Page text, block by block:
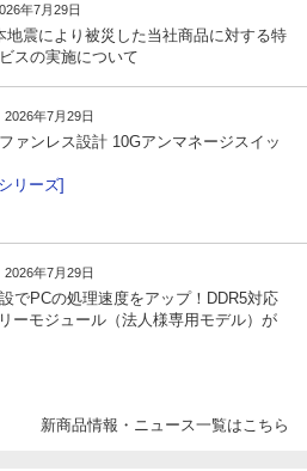
年7月29日
地震により被災した当社商品に対する特
スの実施について
2026年7月29日
ァンレス設計 10Gアンマネージスイッ
リーズ]
2026年7月29日
でPCの処理速度をアップ！DDR5対応
ーモジュール（法人様専用モデル）が
新商品情報・ニュース一覧はこちら